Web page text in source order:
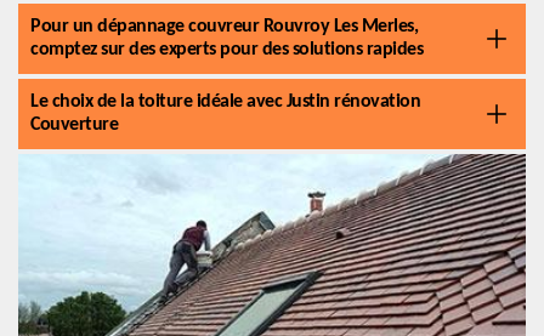
Pour un dépannage couvreur Rouvroy Les Merles,
comptez sur des experts pour des solutions rapides
Le choix de la toiture idéale avec Justin rénovation
Couverture